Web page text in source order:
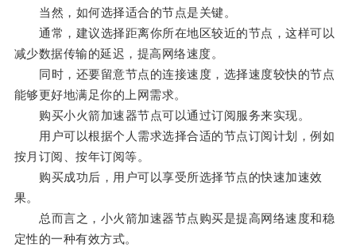
当然，如何选择适合的节点是关键。
通常，建议选择距离你所在地区较近的节点，这样可以
减少数据传输的延迟，提高网络速度。
同时，还要留意节点的连接速度，选择速度较快的节点
能够更好地满足你的上网需求。
购买小火箭加速器节点可以通过订阅服务来实现。
用户可以根据个人需求选择合适的节点订阅计划，例如
按月订阅、按年订阅等。
购买成功后，用户可以享受所选择节点的快速加速效
果。
总而言之，小火箭加速器节点购买是提高网络速度和稳
定性的一种有效方式。